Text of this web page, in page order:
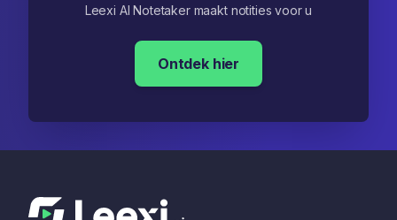
Leexi AI Notetaker maakt notities voor u
Ontdek hier